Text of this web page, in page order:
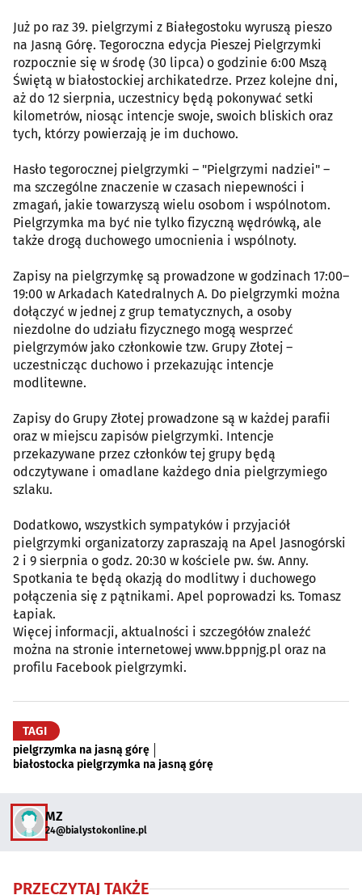
Już po raz 39. pielgrzymi z Białegostoku wyruszą pieszo
na Jasną Górę. Tegoroczna edycja Pieszej Pielgrzymki
rozpocznie się w środę (30 lipca) o godzinie 6:00 Mszą
Świętą w białostockiej archikatedrze. Przez kolejne dni,
aż do 12 sierpnia, uczestnicy będą pokonywać setki
kilometrów, niosąc intencje swoje, swoich bliskich oraz
tych, którzy powierzają je im duchowo.
Hasło tegorocznej pielgrzymki – "Pielgrzymi nadziei" –
ma szczególne znaczenie w czasach niepewności i
zmagań, jakie towarzyszą wielu osobom i wspólnotom.
Pielgrzymka ma być nie tylko fizyczną wędrówką, ale
także drogą duchowego umocnienia i wspólnoty.
Zapisy na pielgrzymkę są prowadzone w godzinach 17:00–
19:00 w Arkadach Katedralnych A. Do pielgrzymki można
dołączyć w jednej z grup tematycznych, a osoby
niezdolne do udziału fizycznego mogą wesprzeć
pielgrzymów jako członkowie tzw. Grupy Złotej –
uczestnicząc duchowo i przekazując intencje
modlitewne.
Zapisy do Grupy Złotej prowadzone są w każdej parafii
oraz w miejscu zapisów pielgrzymki. Intencje
przekazywane przez członków tej grupy będą
odczytywane i omadlane każdego dnia pielgrzymiego
szlaku.
Dodatkowo, wszystkich sympatyków i przyjaciół
pielgrzymki organizatorzy zapraszają na Apel Jasnogórski
2 i 9 sierpnia o godz. 20:30 w kościele pw. św. Anny.
Spotkania te będą okazją do modlitwy i duchowego
połączenia się z pątnikami. Apel poprowadzi ks. Tomasz
Łapiak.
Więcej informacji, aktualności i szczegółów znaleźć
można na stronie internetowej www.bppnjg.pl oraz na
profilu Facebook pielgrzymki.
TAGI
pielgrzymka na jasną górę
białostocka pielgrzymka na jasną górę
MZ
24@bialystokonline.pl
PRZECZYTAJ TAKŻE